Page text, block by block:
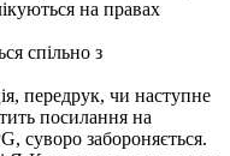
на правах
спільно з
передрук, чи наступне
посилання на
суворо забороняється.